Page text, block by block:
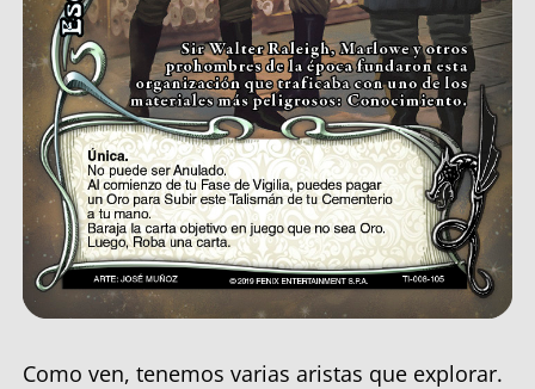
Como ven, tenemos varias aristas que explorar.